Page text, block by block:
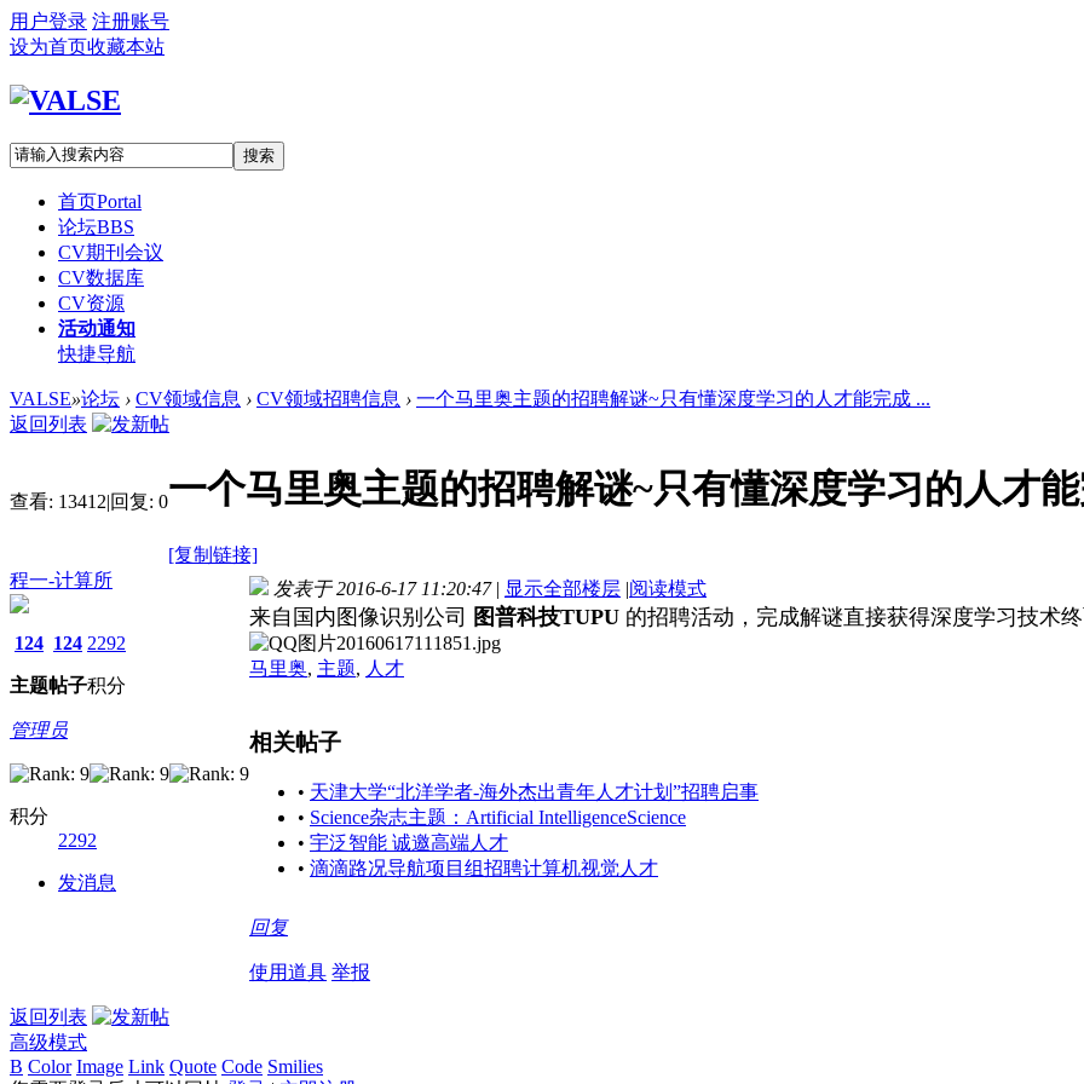
用户登录 注册账号
设为首页收藏本站
搜索
首页Portal
论坛BBS
CV期刊会议
CV数据库
CV资源
活动通知
快捷导航
VALSE»论坛 › CV领域信息 › CV领域招聘信息 › 一个马里奥主题的招聘解谜~只有懂深度学习的人才能完成 ...
返回列表
查看: 13412|回复: 0一个马里奥主题的招聘解谜~只有懂深度学习的人才
[复制链接]
程一-计算所
124
主题
124
帖子
2292
积分
管理员
积分
2292
发消息
发表于 2016-6-17 11:20:47 | 显示全部楼层 |阅读模式
来自国内图像识别公司 图普科技TUPU 的招聘活动，完成解谜直接获得深度学习技术
马里奥, 主题, 人才
相关帖子
• 天津大学“北洋学者-海外杰出青年人才计划”招聘启事
• Science杂志主题：Artificial IntelligenceScience
• 宇泛智能 诚邀高端人才
• 滴滴路况导航项目组招聘计算机视觉人才
回复
使用道具 举报
返回列表
高级模式
B Color Image Link Quote Code Smilies